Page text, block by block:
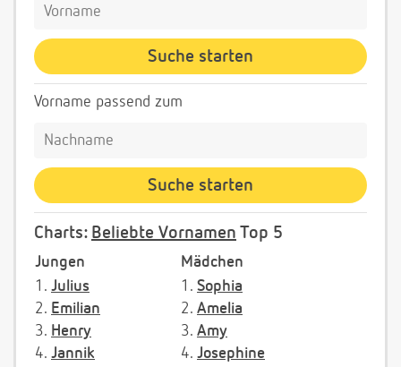
Vorname passend zum
Charts: Beliebte Vornamen Top 5
Jungen
Mädchen
1. Julius
2. Emilian
3. Henry
4. Jannik
1. Sophia
2. Amelia
3. Amy
4. Josephine